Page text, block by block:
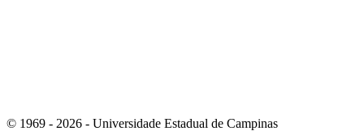
© 1969 - 2026 - Universidade Estadual de Campinas